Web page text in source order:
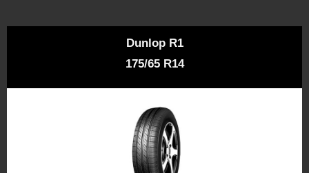
Dunlop R1
175/65 R14